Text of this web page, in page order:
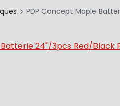
PDP Concept Maple